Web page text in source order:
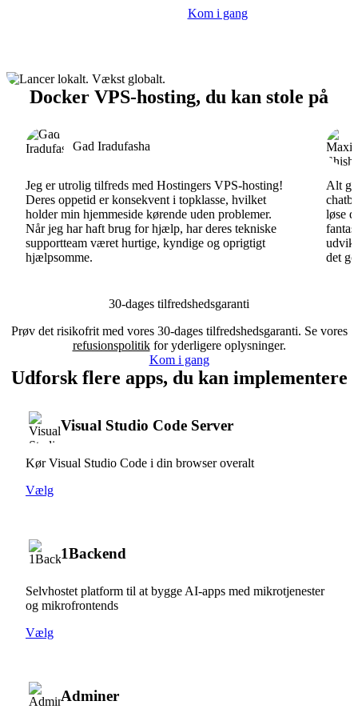
Kom i gang
Docker VPS-hosting, du kan stole på
Gad Iradufasha
Jeg er utrolig tilfreds med Hostingers VPS-hosting!
Deres oppetid er konsekvent i topklasse, hvilket
holder min hjemmeside kørende uden problemer.
Når jeg har haft brug for hjælp, har deres tekniske
supportteam været hurtige, kyndige og oprigtigt
hjælpsomme.
Alt
løse
det
30-dages tilfredshedsgaranti
Prøv det risikofrit med vores 30-dages tilfredshedsgaranti. Se vores
refusionspolitikfor yderligere oplysninger.
Kom i gang
Udforsk flere apps, du kan implementere
Visual Studio Code Server
Kør Visual Studio Code i din browser overalt
Vælg
1Backend
Selvhostet platform til at bygge AI-apps med mikrotjenester
og mikrofrontends
Vælg
Adminer